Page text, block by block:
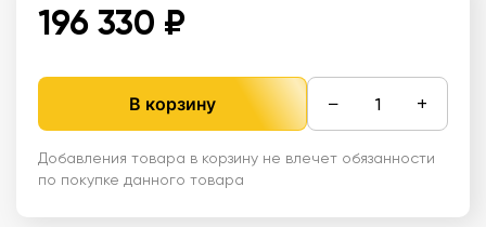
196 330 ₽
В корзину − +
Добавления товара в корзину не влечет обязанности
по покупке данного товара